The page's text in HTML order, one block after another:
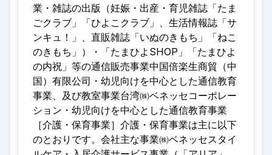
業・雑誌の出版（妊娠・出産・育児雑誌「たま
ごクラブ」「ひよこクラブ」、生活情報誌「サ
ンキュ！」、直販雑誌「いぬのきもち」「ねこ
のきもち」）・「たまひよSHOP」「たまひよ
の内祝」等の通信販売事業中国倍楽生商貿（中
国）有限公司・幼児向けを中心とした通信教育
事業、及び教室事業台湾㈱ベネッセコーポレー
ション・幼児向けを中心とした通信教育事業
［介護・保育事業］介護・保育事業は主に以下
のとおりです。会社主な事業㈱ベネッセスタイ